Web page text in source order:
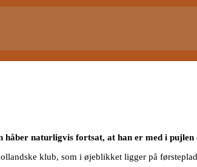
håber naturligvis fortsat, at han er med i
klub, som i øjeblikket ligger på